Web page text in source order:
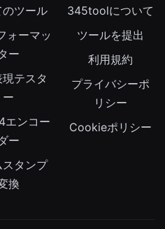
ツール
ォーマッ
ー
テスタ
ー
エンコー
ー
スタンプ
換
345toolについて
ツールを提出
利用規約
プライバシーポ
リシー
Cookieポリシー